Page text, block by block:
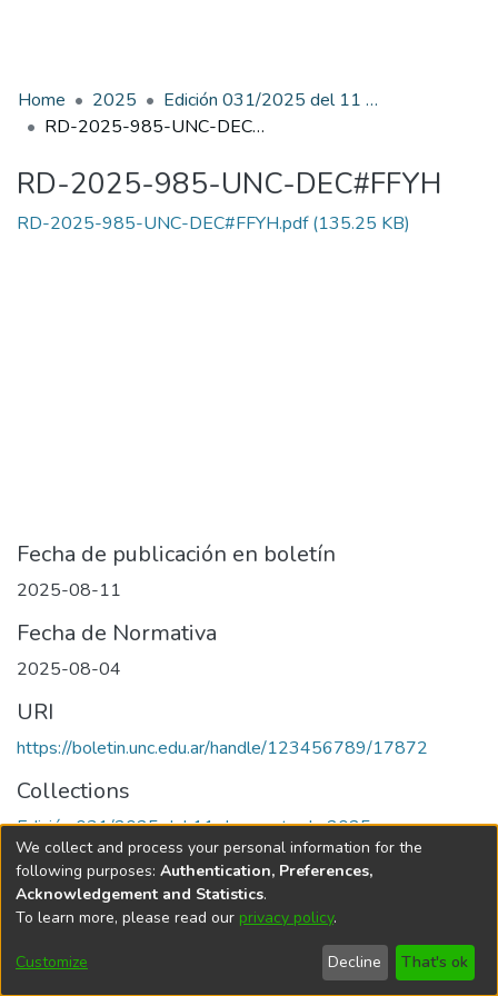
Home 2025
Edición 031/2025 del 11 de agosto de 2025
RD-2025-985-UNC-DEC#FFYH
RD-2025-985-UNC-DEC#FFYH
RD-2025-985-UNC-DEC#FFYH.pdf(135.25 KB)
Fecha de publicación en boletín
2025-08-11
Fecha de Normativa
2025-08-04
URI
https://boletin.unc.edu.ar/handle/123456789/17872
Collections
Edición 031/2025 del 11 de agosto de 2025
Universidad Nacional de Córdoba
We collect and process your personal information for the
following purposes: Authentication, Preferences,
Acknowledgement and Statistics.
To learn more, please read our privacy policy.
Customize Decline That's ok